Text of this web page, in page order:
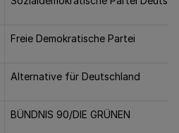
Freie Demokratische Partei
Alternative für Deutschland
BÜNDNIS 90/DIE GRÜNEN